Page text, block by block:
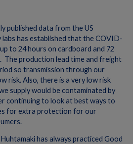
published data from the US
has established that the COVID-
to 24 hours on cardboard and 72
The production lead time and freight
so transmission through our
risk. Also, there is a very low risk
supply would be contaminated by
continuing to look at best ways to
for extra protection for our
has always practiced Good